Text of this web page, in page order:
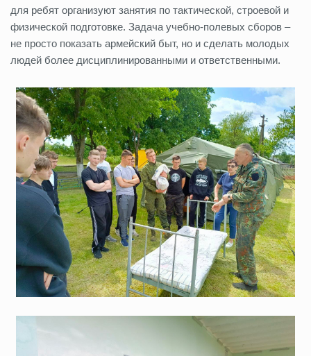
для ребят организуют занятия по тактической, строевой и
физической подготовке. Задача учебно-полевых сборов –
не просто показать армейский быт, но и сделать молодых
людей более дисциплинированными и ответственными.